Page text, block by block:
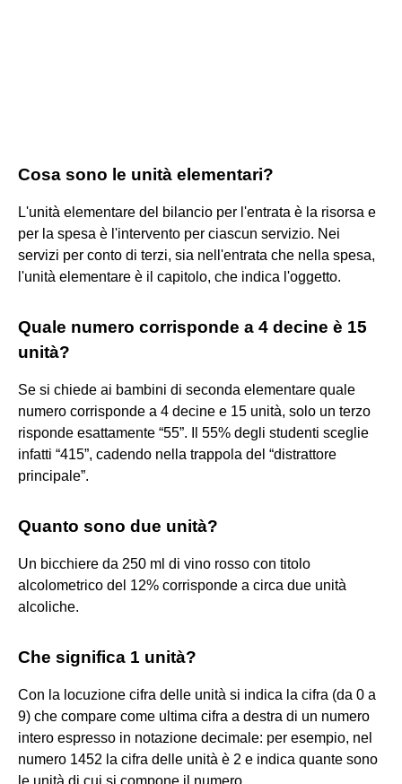
Cosa sono le unità elementari?
L'unità elementare del bilancio per l'entrata è la risorsa e
per la spesa è l'intervento per ciascun servizio. Nei
servizi per conto di terzi, sia nell'entrata che nella spesa,
l'unità elementare è il capitolo, che indica l'oggetto.
Quale numero corrisponde a 4 decine è 15
unità?
Se si chiede ai bambini di seconda elementare quale
numero corrisponde a 4 decine e 15 unità, solo un terzo
risponde esattamente “55”. Il 55% degli studenti sceglie
infatti “415”, cadendo nella trappola del “distrattore
principale”.
Quanto sono due unità?
Un bicchiere da 250 ml di vino rosso con titolo
alcolometrico del 12% corrisponde a circa due unità
alcoliche.
Che significa 1 unità?
Con la locuzione cifra delle unità si indica la cifra (da 0 a
9) che compare come ultima cifra a destra di un numero
intero espresso in notazione decimale: per esempio, nel
numero 1452 la cifra delle unità è 2 e indica quante sono
le unità di cui si compone il numero.